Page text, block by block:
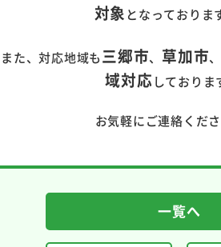
対象 となっておりま
また、対応地域も三郷市、 草加市
域対応しておりま
お気軽にご連絡くだ
一覧へ